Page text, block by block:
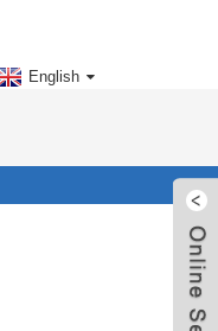
English